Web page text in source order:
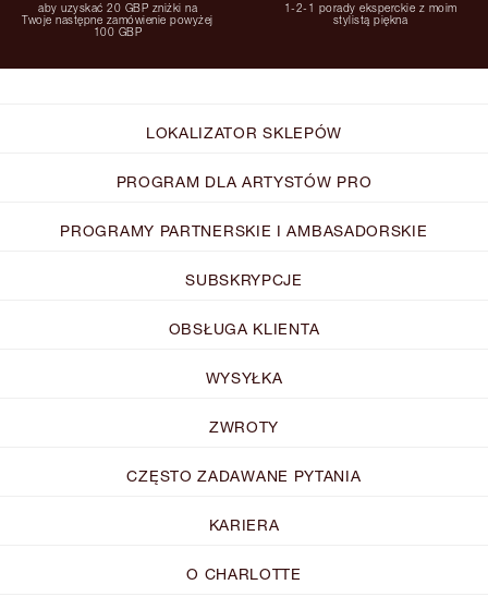
aby uzyskać 20 GBP zniżki na
Twoje następne zamówienie powyżej
100 GBP
1-2-1 porady eksperckie z moim
stylistą piękna
LOKALIZATOR SKLEPÓW
PROGRAM DLA ARTYSTÓW PRO
PROGRAMY PARTNERSKIE I AMBASADORSKIE
SUBSKRYPCJE
OBSŁUGA KLIENTA
WYSYŁKA
ZWROTY
CZĘSTO ZADAWANE PYTANIA
KARIERA
O CHARLOTTE